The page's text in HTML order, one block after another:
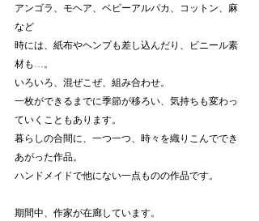
アンゴラ、モヘア、ベビーアルパカ、コットン、麻
など
時には、紙布やヘンプも差し込んだり、ビニール素
材も…。
いろいろ、混ぜこぜ、組み合わせ。
一枚ができるまでに季節が移ろい、気持ちも変わっ
ていくこともあります。
暮らしの合間に、一つ一つ、時々を織りこんででき
あがった作品。
ハンドメイドで他にない一点ものの作品です。
期間中、作家が在廊しています。